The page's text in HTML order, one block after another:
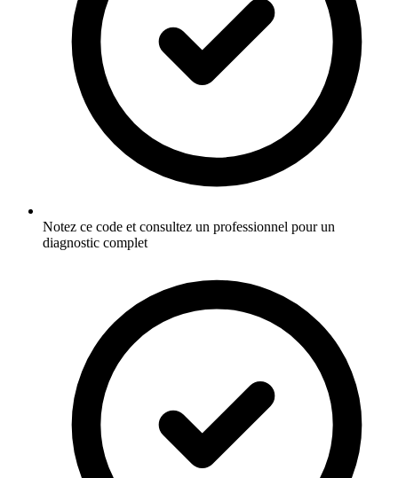
Notez ce code et consultez un professionnel pour un
diagnostic complet